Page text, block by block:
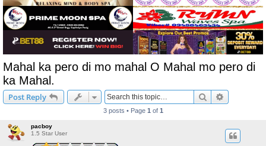
Mahal ka pero di mo mahal O Mahal mo pero di
ka Mahal.
Post Reply Search
3 posts • Page 1 of 1
pacboy
1.5 Star User